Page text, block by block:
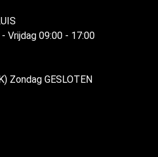
- Vrijdag 09:00 - 17:00
Zondag GESLOTEN